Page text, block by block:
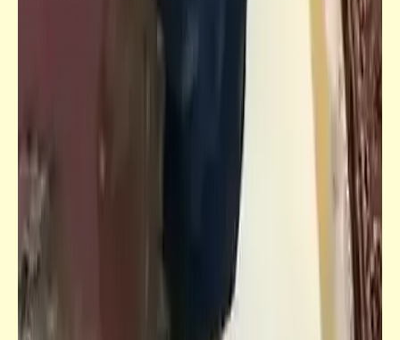
المصريين اللي بجد